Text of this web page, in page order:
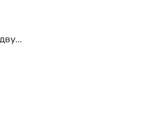
Журнальный стол Скандивуд двусторонний